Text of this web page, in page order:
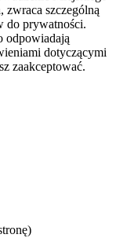
zwraca szczególną
do prywatności.
odpowiadają
dotyczącymi
zaakceptować.